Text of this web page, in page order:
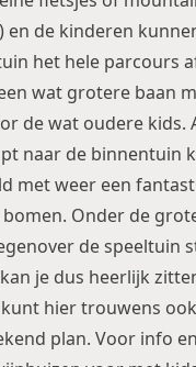
en de kinderen
het hele parcours
wat grotere baan
de wat oudere kids.
naar de binnentuin
met weer een
Onder de
de speeltuin
je dus heerlijk
kunt hier trouwens
plan. Voor info